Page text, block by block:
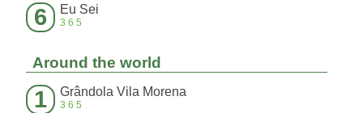
6 Eu Sei
365
Around the world
1 Grândola Vila Morena
365